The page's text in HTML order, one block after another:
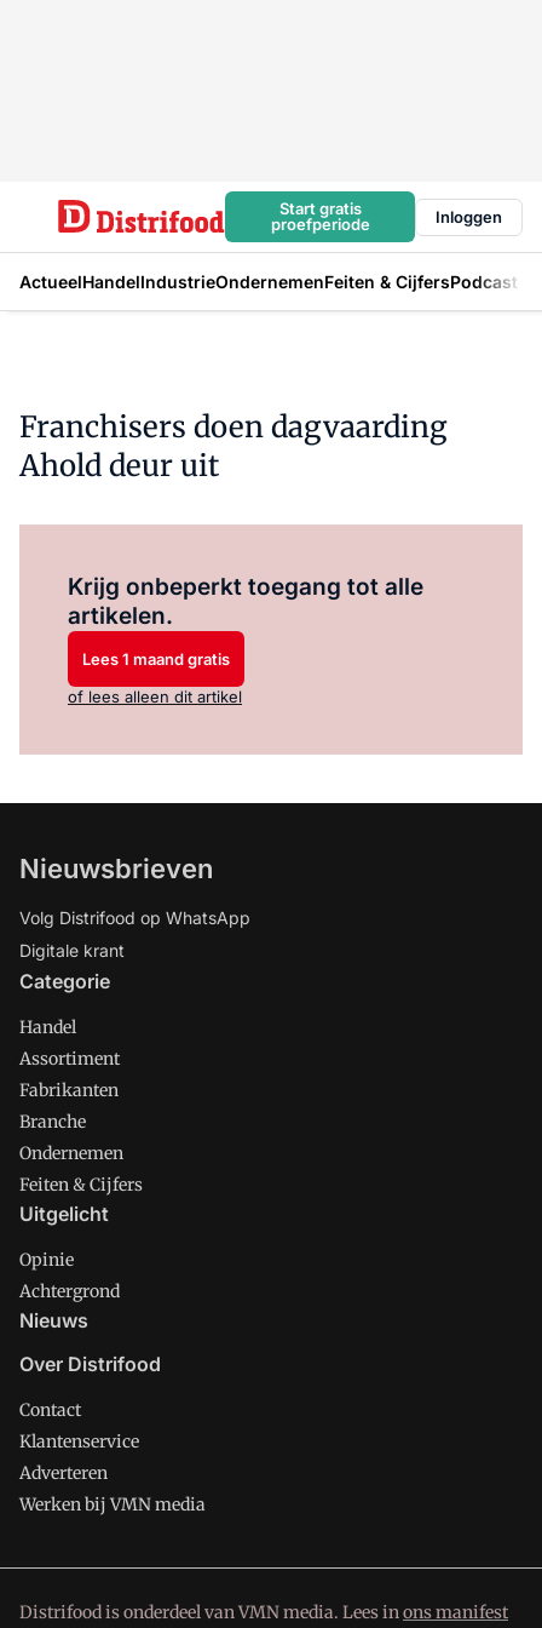
Start gratis
proefperiode
Inloggen
ActueelHandelIndustrieOndernemenFeiten & CijfersPodcast
Franchisers doen dagvaarding
Ahold deur uit
Krijg onbeperkt toegang tot alle
artikelen.
Lees 1 maand gratis
of lees alleen dit artikel
Nieuwsbrieven
Volg Distrifood op WhatsApp
Digitale krant
Categorie
Handel
Assortiment
Fabrikanten
Branche
Ondernemen
Feiten & Cijfers
Uitgelicht
Opinie
Achtergrond
Nieuws
Over Distrifood
Contact
Klantenservice
Adverteren
Werken bij VMN media
Distrifood is onderdeel van VMN media. Lees inons manifest